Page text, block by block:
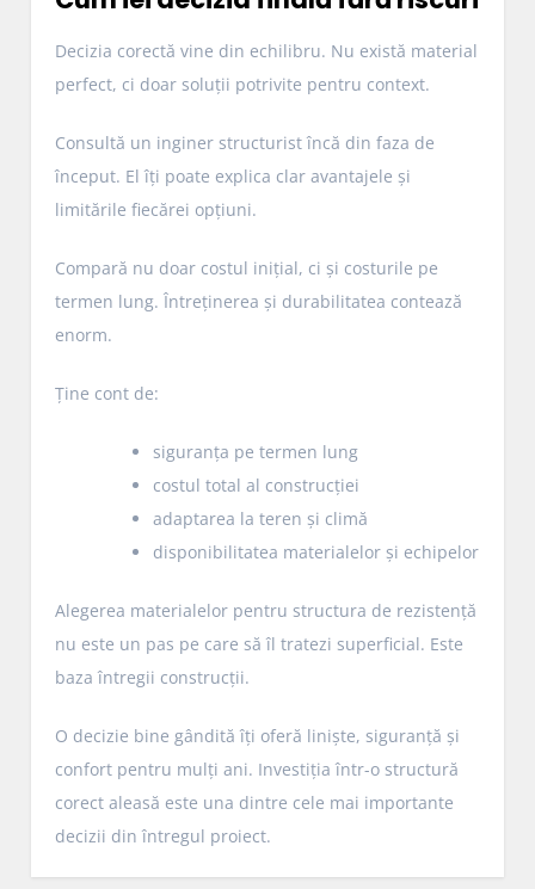
Decizia corectă vine din echilibru. Nu există material
perfect, ci doar soluții potrivite pentru context.
Consultă un inginer structurist încă din faza de
început. El îți poate explica clar avantajele și
limitările fiecărei opțiuni.
Compară nu doar costul inițial, ci și costurile pe
termen lung. Întreținerea și durabilitatea contează
enorm.
Ține cont de:
siguranța pe termen lung
costul total al construcției
adaptarea la teren și climă
disponibilitatea materialelor și echipelor
Alegerea materialelor pentru structura de rezistență
nu este un pas pe care să îl tratezi superficial. Este
baza întregii construcții.
O decizie bine gândită îți oferă liniște, siguranță și
confort pentru mulți ani. Investiția într-o structură
corect aleasă este una dintre cele mai importante
decizii din întregul proiect.